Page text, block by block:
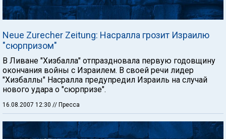
Neue Zurecher Zeitung: Насралла грозит Израилю
"сюрпризом"
В Ливане "Хизбалла" отпраздновала первую годовщину
окончания войны с Израилем. В своей речи лидер
"Хизбаллы" Насралла предупредил Израиль на случай
нового удара о "сюрпризе".
16.08.2007 12:30 // Пресса